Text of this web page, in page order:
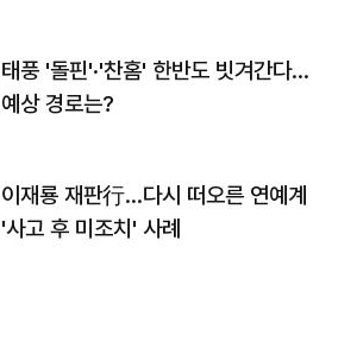
태풍 '돌핀'·'찬홈' 한반도 빗겨간다…
예상 경로는?
이재룡 재판行…다시 떠오른 연예계
'사고 후 미조치' 사례